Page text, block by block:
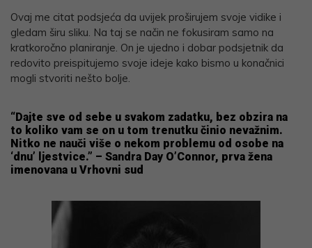
Ovaj me citat podsjeća da uvijek proširujem svoje vidike i
gledam širu sliku. Na taj se način ne fokusiram samo na
kratkoročno planiranje. On je ujedno i dobar podsjetnik da
redovito preispitujemo svoje ideje kako bismo u konačnici
mogli stvoriti nešto bolje.
“Dajte sve od sebe u svakom zadatku, bez obzira na
to koliko vam se on u tom trenutku činio nevažnim.
Nitko ne nauči više o nekom problemu od osobe na
‘dnu’ ljestvice.” – Sandra Day O’Connor, prva žena
imenovana u Vrhovni sud